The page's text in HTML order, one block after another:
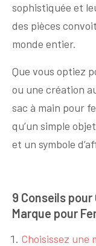
sophistiquée et
des pièces
monde entier.
Que vous optiez
ou une création
sac à main pour
qu’un simple
et un symbole
9 Conseils pour
Marque pour
Choisissez une